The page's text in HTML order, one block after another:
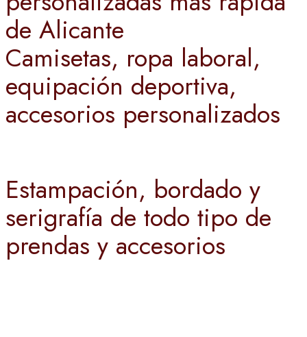
de Alicante
Camisetas, ropa laboral,
equipación deportiva,
accesorios personalizados
Estampación, bordado y
serigrafía de todo tipo de
prendas y accesorios